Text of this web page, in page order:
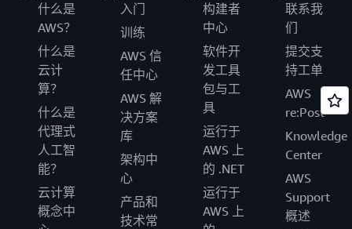
什么是
AWS？
什么是
云计
算？
什么是
代理式
人工智
能？
云计算
概念中
入门
训练
AWS 信
任中心
AWS 解
决方案
库
架构中
心
产品和
技术常
构建者
中心
软件开
发工具
包与工
具
运行于
AWS 上
的 .NET
运行于
AWS 上
联系我
们
提交支
持工单
AWS
re:Post
Knowledge
Center
AWS
Support
概述